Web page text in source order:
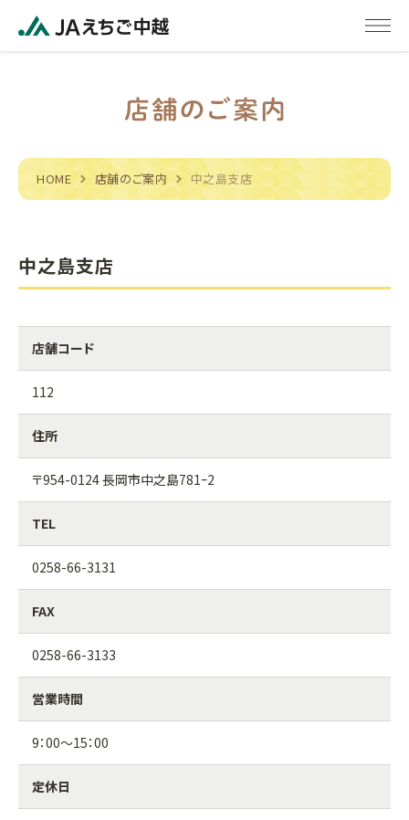
HOME 店舗のご案内 中之島支店
中之島支店
店舗コード
112
住所
〒954-0124 長岡市中之島781ｰ2
TEL
0258-66-3131
FAX
0258-66-3133
営業時間
9：00～15：00
定休日